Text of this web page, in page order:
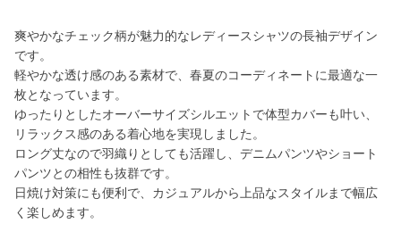
爽やかなチェック柄が魅力的なレディースシャツの長袖デザイン
です。
軽やかな透け感のある素材で、春夏のコーディネートに最適な一
枚となっています。
ゆったりとしたオーバーサイズシルエットで体型カバーも叶い、
リラックス感のある着心地を実現しました。
ロング丈なので羽織りとしても活躍し、デニムパンツやショート
パンツとの相性も抜群です。
日焼け対策にも便利で、カジュアルから上品なスタイルまで幅広
く楽しめます。